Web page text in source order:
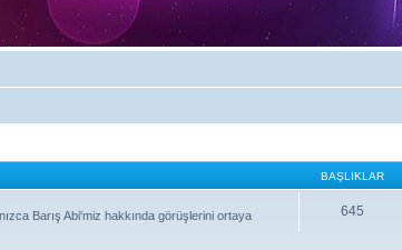
BAŞLIKLAR
Barış Abi'miz hakkında görüşlerini ortaya
645